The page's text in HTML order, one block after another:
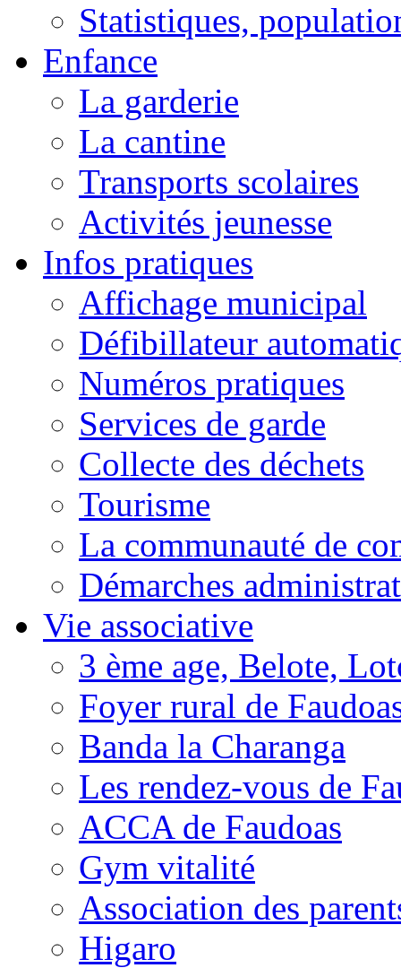
Statistiques,
Enfance
La garderie
La cantine
Transports scolaires
Activités jeunesse
Infos pratiques
Affichage municipal
Défibillateur
Numéros pratiques
Services de garde
Collecte des déchets
Tourisme
La communauté de
Démarches
Vie associative
3 ème age, Belote,
Foyer rural de
Banda la Charanga
Les rendez-vous de
ACCA de Faudoas
Gym vitalité
Association des
Higaro